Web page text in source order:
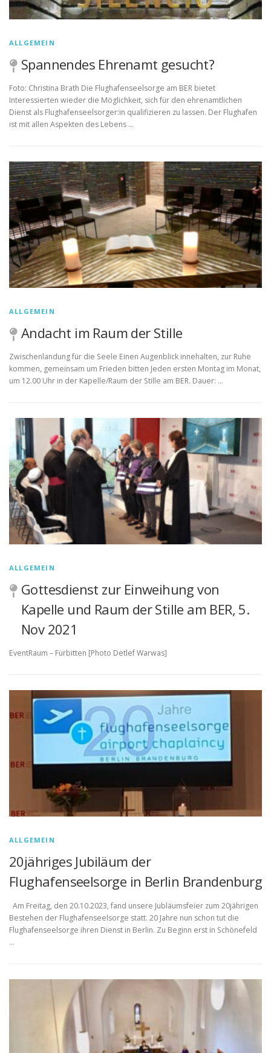
ALLGEMEIN
Spannendes Ehrenamt gesucht?
Foto: Christina Brath Die Flughafenseelsorge am BER bietet
Interessierten wieder die Möglichkeit, sich für den ehrenamtlichen
Dienst als Flughafenseelsorger:in qualifizieren zu lassen. Der Flughafen
ist mit allen Aspekten des Lebens …
ALLGEMEIN
Andacht im Raum der Stille
Zwischenlandung für die Seele Einen Augenblick innehalten, zur Ruhe
kommen, gemeinsam um Frieden bitten Jeden ersten Montag im Monat,
um 12.00 Uhr in der Kapelle/Raum der Stille am BER. Dauer: …
ALLGEMEIN
Gottesdienst zur Einweihung von
Kapelle und Raum der Stille am BER, 5.
Nov 2021
EventRaum – Fürbitten [Photo Detlef Warwas]
ALLGEMEIN
20jähriges Jubiläum der
Flughafenseelsorge in Berlin Brandenburg
Am Freitag, den 20.10.2023, fand unsere Jubläumsfeier zum 20jährigen
Bestehen der Flughafenseelsorge statt. 20 Jahre nun schon tut die
Flughafenseelsorge ihren Dienst in Berlin. Zu Beginn erst in Schönefeld
…